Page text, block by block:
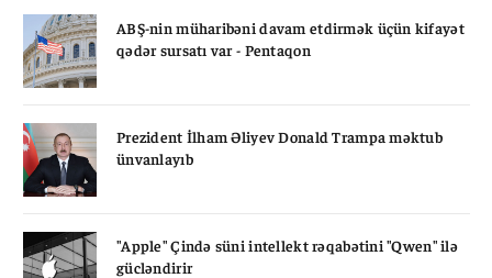
ABŞ-nin müharibəni davam etdirmək üçün kifayət
qədər sursatı var - Pentaqon
Prezident İlham Əliyev Donald Trampa məktub
ünvanlayıb
"Apple" Çində süni intellekt rəqabətini "Qwen" ilə
gücləndirir